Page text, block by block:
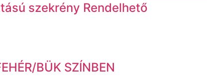
szekrény Rendelhető
BÜK SZÍNBEN